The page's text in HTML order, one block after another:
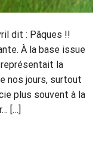
dit : Pâques !!
À la base issue
la
nos jours, surtout
plus souvent à la
[…]